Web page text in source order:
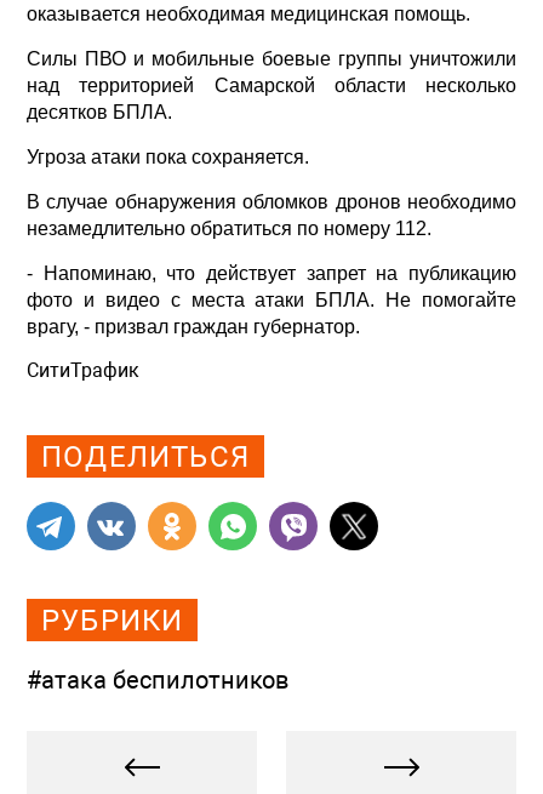
оказывается необходимая медицинская помощь.
Силы ПВО и мобильные боевые группы уничтожили
над территорией Самарской области несколько
десятков БПЛА.
Угроза атаки пока сохраняется.
В случае обнаружения обломков дронов необходимо
незамедлительно обратиться по номеру 112.
- Напоминаю, что действует запрет на публикацию
фото и видео с места атаки БПЛА. Не помогайте
врагу, - призвал граждан губернатор.
СитиТрафик
ПОДЕЛИТЬСЯ
РУБРИКИ
#атака беспилотников